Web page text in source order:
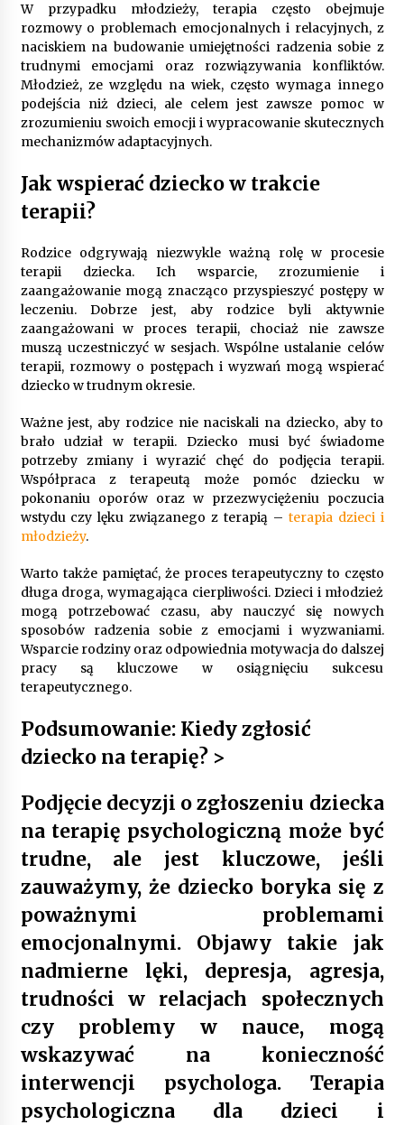
W przypadku młodzieży, terapia często obejmuje
rozmowy o problemach emocjonalnych i relacyjnych, z
naciskiem na budowanie umiejętności radzenia sobie z
trudnymi emocjami oraz rozwiązywania konfliktów.
Młodzież, ze względu na wiek, często wymaga innego
podejścia niż dzieci, ale celem jest zawsze pomoc w
zrozumieniu swoich emocji i wypracowanie skutecznych
mechanizmów adaptacyjnych.
Jak wspierać dziecko w trakcie
terapii?
Rodzice odgrywają niezwykle ważną rolę w procesie
terapii dziecka. Ich wsparcie, zrozumienie i
zaangażowanie mogą znacząco przyspieszyć postępy w
leczeniu. Dobrze jest, aby rodzice byli aktywnie
zaangażowani w proces terapii, chociaż nie zawsze
muszą uczestniczyć w sesjach. Wspólne ustalanie celów
terapii, rozmowy o postępach i wyzwań mogą wspierać
dziecko w trudnym okresie.
Ważne jest, aby rodzice nie naciskali na dziecko, aby to
brało udział w terapii. Dziecko musi być świadome
potrzeby zmiany i wyrazić chęć do podjęcia terapii.
Współpraca z terapeutą może pomóc dziecku w
pokonaniu oporów oraz w przezwyciężeniu poczucia
wstydu czy lęku związanego z terapią – terapia dzieci i
młodzieży.
Warto także pamiętać, że proces terapeutyczny to często
długa droga, wymagająca cierpliwości. Dzieci i młodzież
mogą potrzebować czasu, aby nauczyć się nowych
sposobów radzenia sobie z emocjami i wyzwaniami.
Wsparcie rodziny oraz odpowiednia motywacja do dalszej
pracy są kluczowe w osiągnięciu sukcesu
terapeutycznego.
Podsumowanie: Kiedy zgłosić
dziecko na terapię? >
Podjęcie decyzji o zgłoszeniu dziecka
na terapię psychologiczną może być
trudne, ale jest kluczowe, jeśli
zauważymy, że dziecko boryka się z
poważnymi problemami
emocjonalnymi. Objawy takie jak
nadmierne lęki, depresja, agresja,
trudności w relacjach społecznych
czy problemy w nauce, mogą
wskazywać na konieczność
interwencji psychologa. Terapia
psychologiczna dla dzieci i